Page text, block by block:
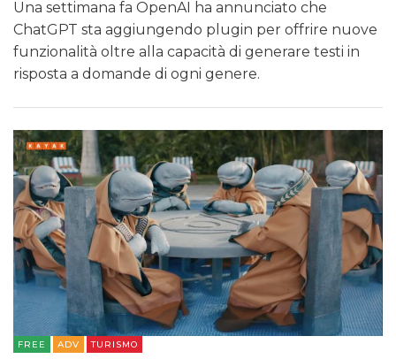
Una settimana fa OpenAI ha annunciato che
ChatGPT sta aggiungendo plugin per offrire nuove
funzionalità oltre alla capacità di generare testi in
risposta a domande di ogni genere.
FREE ADV TURISMO